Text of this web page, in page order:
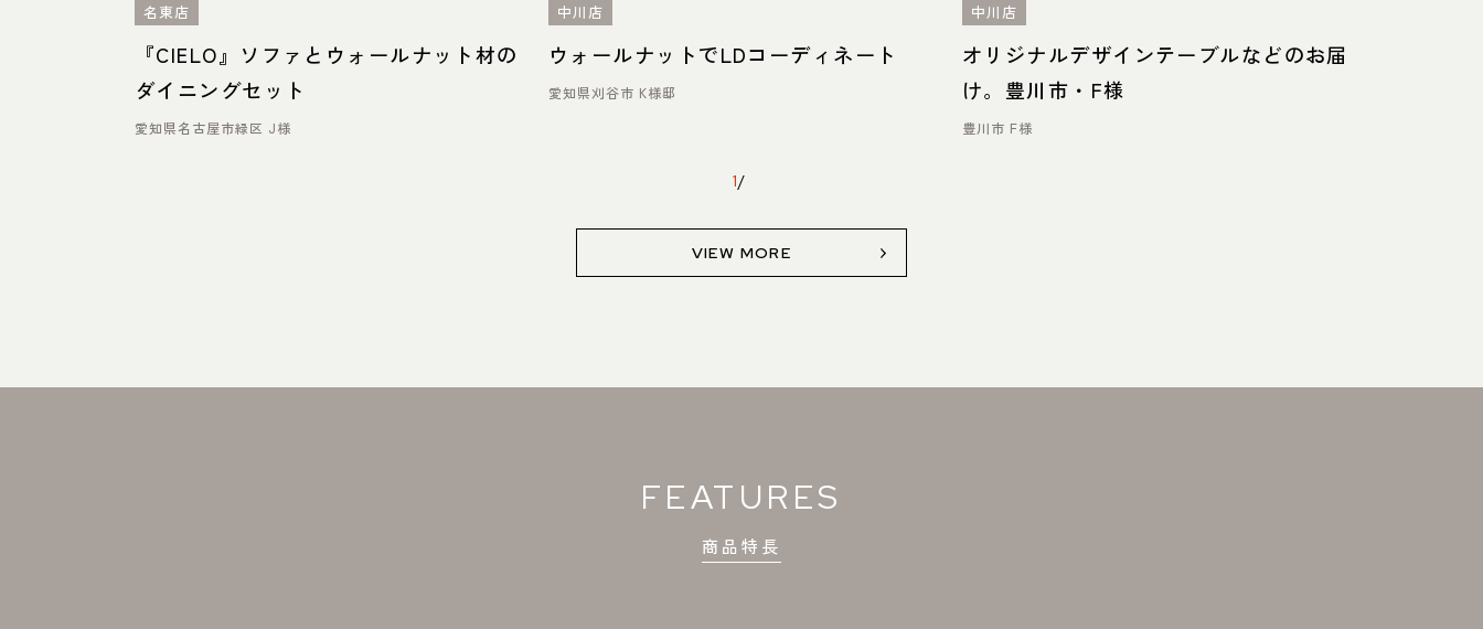
名東店
『CIELO』ソファとウォールナット材の
ダイニングセット
愛知県名古屋市緑区 J様
中川店
ウォールナットでLDコーディネート
愛知県刈谷市 K様邸
中川店
オリジナルデザインテーブルなどのお届
け。豊川市・F様
豊川市 F様
1/
VIEW MORE
FEATURES
商品特長